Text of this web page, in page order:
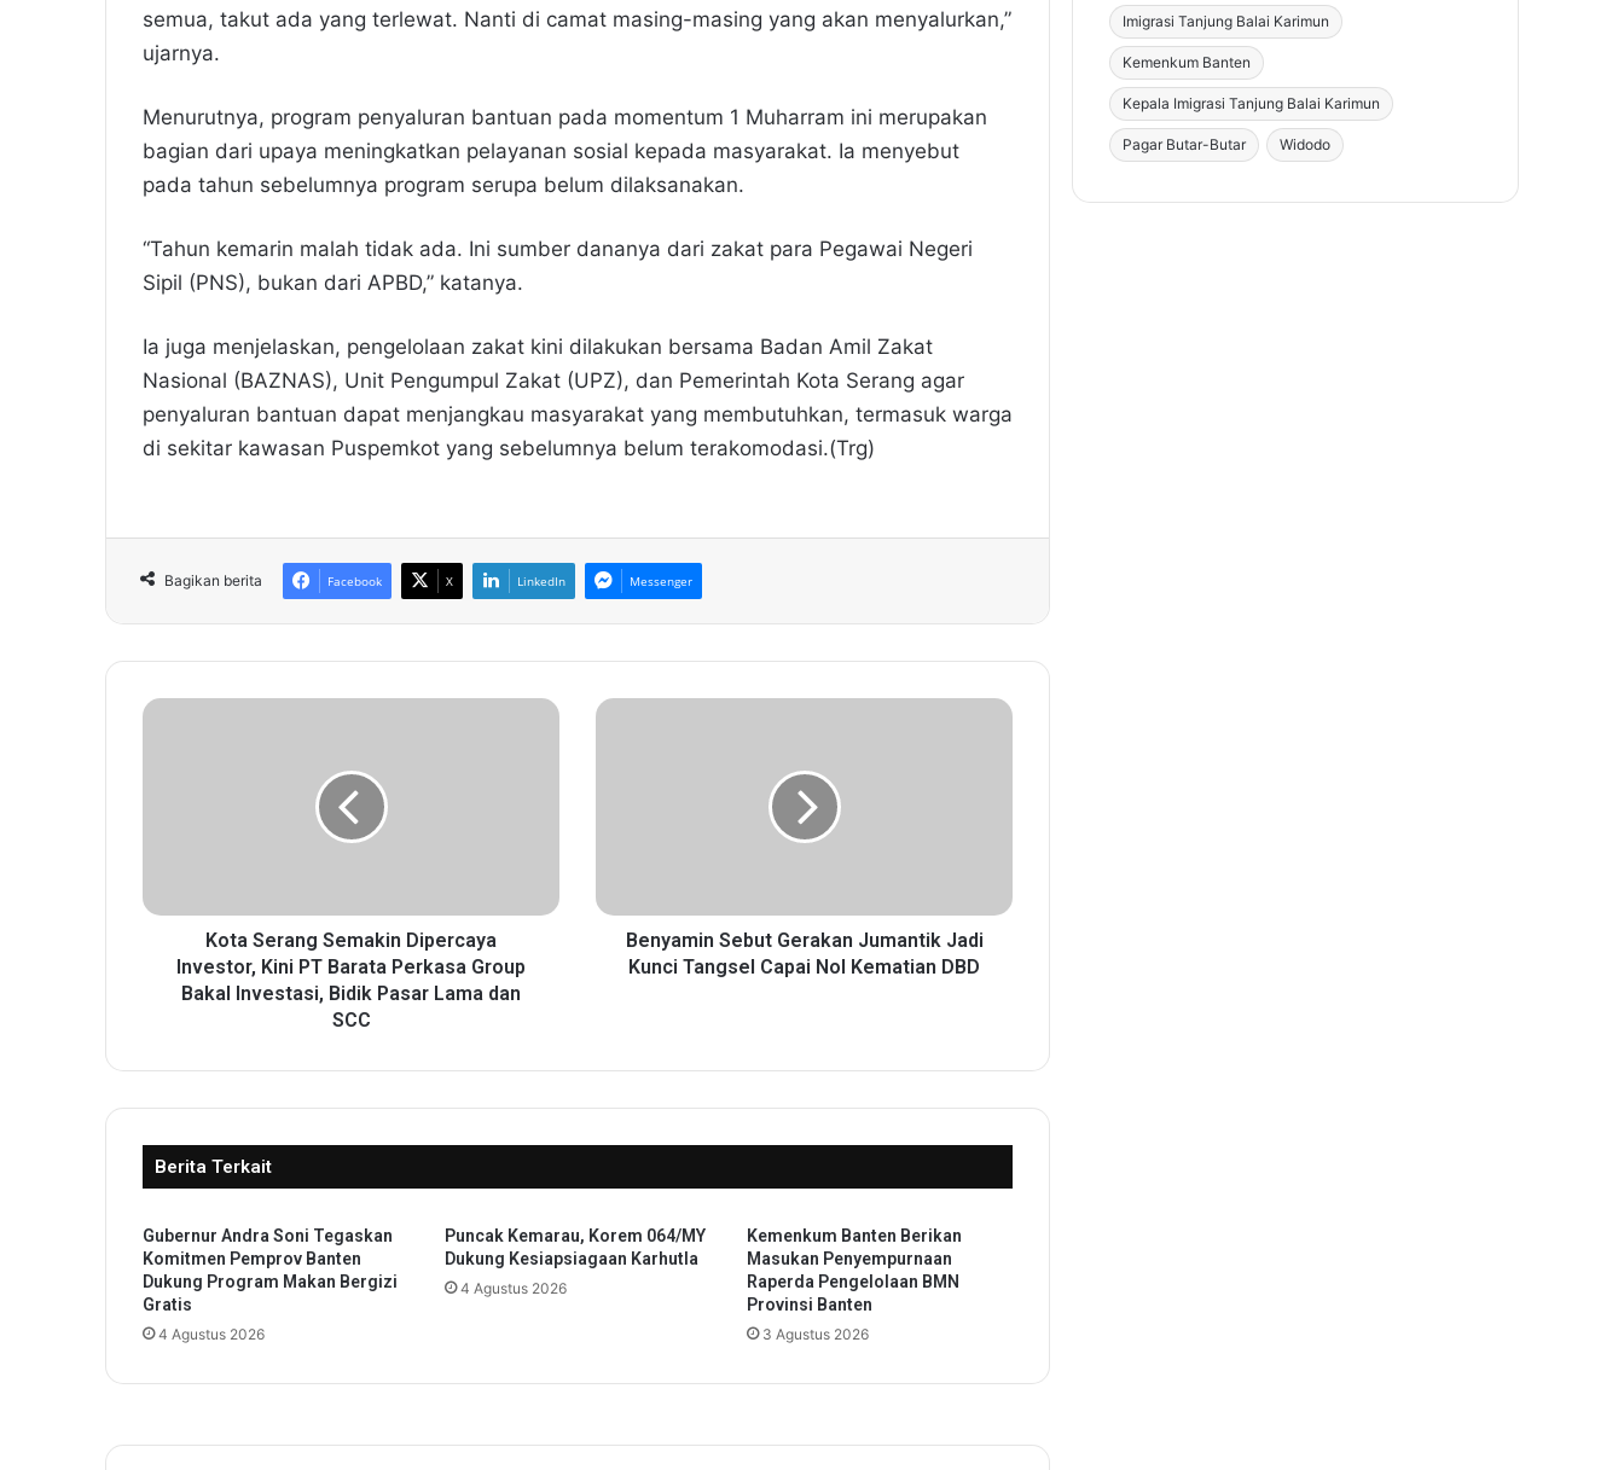
semua, takut ada yang terlewat. Nanti di camat masing-masing yang akan menyalurkan,”
ujarnya.
Menurutnya, program penyaluran bantuan pada momentum 1 Muharram ini merupakan
bagian dari upaya meningkatkan pelayanan sosial kepada masyarakat. Ia menyebut
pada tahun sebelumnya program serupa belum dilaksanakan.
“Tahun kemarin malah tidak ada. Ini sumber dananya dari zakat para Pegawai Negeri
Sipil (PNS), bukan dari APBD,” katanya.
Ia juga menjelaskan, pengelolaan zakat kini dilakukan bersama Badan Amil Zakat
Nasional (BAZNAS), Unit Pengumpul Zakat (UPZ), dan Pemerintah Kota Serang agar
penyaluran bantuan dapat menjangkau masyarakat yang membutuhkan, termasuk warga
di sekitar kawasan Puspemkot yang sebelumnya belum terakomodasi.(Trg)
Bagikan berita Facebook X LinkedIn Messenger
K
n
k
D
p
r
c
a
a
e
Kota Serang Semakin Dipercaya
Investor, Kini PT Barata Perkasa Group
Bakal Investasi, Bidik Pasar Lama dan
SCC
B
S
e
k
n
u
m
a
Benyamin Sebut Gerakan Jumantik Jadi
Kunci Tangsel Capai Nol Kematian DBD
Berita Terkait
Gubernur Andra Soni Tegaskan
Komitmen Pemprov Banten
Dukung Program Makan Bergizi
Gratis
4 Agustus 2026
Puncak Kemarau, Korem 064/MY
Dukung Kesiapsiagaan Karhutla
4 Agustus 2026
Kemenkum Banten Berikan
Masukan Penyempurnaan
Raperda Pengelolaan BMN
Provinsi Banten
3 Agustus 2026
Imigrasi Tanjung Balai Karimun
Kemenkum Banten
Kepala Imigrasi Tanjung Balai Karimun
Pagar Butar-Butar Widodo